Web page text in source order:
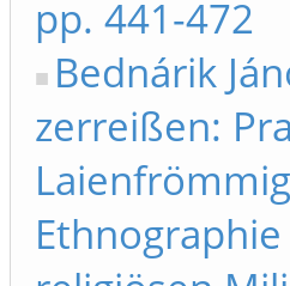
pp. 441-472
Bednárik
zerreißen: